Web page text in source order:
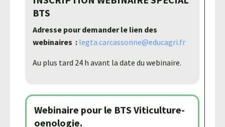
BTS
Adresse pour demander le lien des
webinaires : legta.carcassonne@educagri.fr
Au plus tard 24 h avant la date du webinaire.
Webinaire pour le BTS Viticulture-
oenologie.